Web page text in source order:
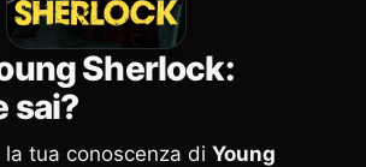
Sherlock:
sai?
tua conoscenza di Young